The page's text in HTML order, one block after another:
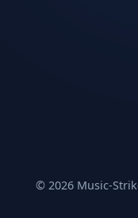
© 2026 Music-